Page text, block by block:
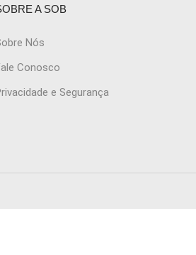
A SOB
Nós
Conosco
e Segurança